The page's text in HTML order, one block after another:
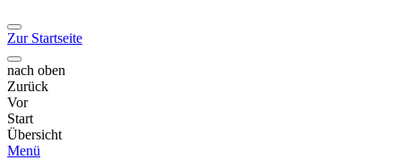
Zur Startseite
nach oben
Zurück
Vor
Start
Übersicht
Menü